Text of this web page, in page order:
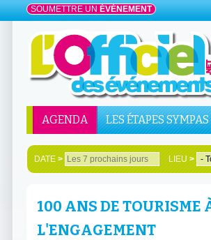
SOUMETTRE UN ÉVÉNEMENT
AGENDA LES ÉTAPES SYMPAS
DATE> LIEU>
100 ANS DE TOURISME
L'ENGAGEMENT